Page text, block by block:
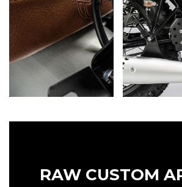
RAW CUSTOM